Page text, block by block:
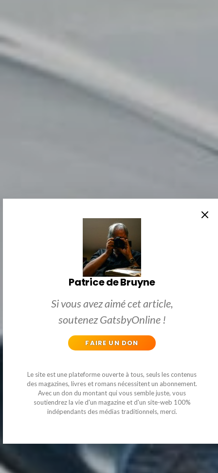
Patrice de Bruyne
Si vous avez aimé cet article,
soutenez GatsbyOnline !
FAIRE UN DON
Le site est une plateforme ouverte à tous, seuls les contenus
des magazines, livres et romans nécessitent un abonnement.
Avec un don du montant qui vous semble juste, vous
soutiendrez la vie d'un magazine et d'un site-web 100%
indépendants des médias traditionnels, merci.